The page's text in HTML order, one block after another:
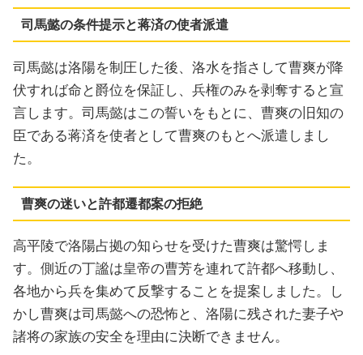
司馬懿の条件提示と蒋済の使者派遣
司馬懿は洛陽を制圧した後、洛水を指さして曹爽が降
伏すれば命と爵位を保証し、兵権のみを剥奪すると宣
言します。司馬懿はこの誓いをもとに、曹爽の旧知の
臣である蒋済を使者として曹爽のもとへ派遣しまし
た。
曹爽の迷いと許都遷都案の拒絶
高平陵で洛陽占拠の知らせを受けた曹爽は驚愕しま
す。側近の丁謐は皇帝の曹芳を連れて許都へ移動し、
各地から兵を集めて反撃することを提案しました。し
かし曹爽は司馬懿への恐怖と、洛陽に残された妻子や
諸将の家族の安全を理由に決断できません。